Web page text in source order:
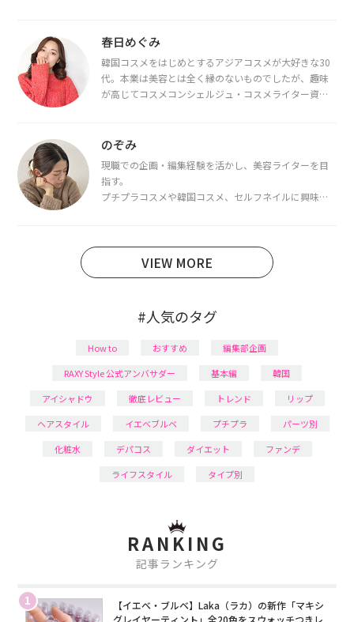
春日めぐみ
韓国コスメをはじめとするアジアコスメが大好きな30
代。本業は美容とは全く縁のないものでしたが、趣味
が高じてコスメコンシェルジュ・コスメライター資格
断・骨格診断によるイメージコンサルティングも行っ
のぞみ
現職での企画・編集経験を活かし、美容ライターを目
指す。
プチプラコスメや韓国コスメ、セルフネイルに興味が
日本化粧品検定1級保有。
VIEW MORE
#人気のタグ
How to おすすめ
編集部企画
RAXY Style 公式アンバサダー
基本編
韓国
アイシャドウ
徹底レビュー トレンド
リップ
ヘアスタイル
イエベブルベ プチプラ
パーツ別
化粧水
デパコス ダイエット
ファンデ
ライフスタイル
タイプ別
RANKING
記事ランキング
1
【イエベ・ブルベ】Laka（ラカ）の新作「マキシ